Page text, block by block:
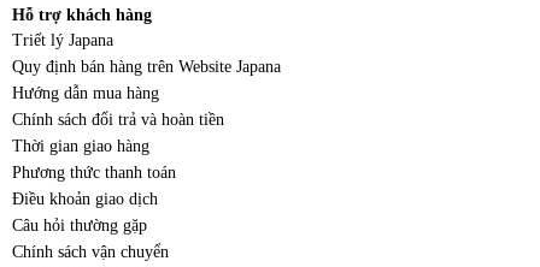
Hỗ trợ khách hàng
Triết lý Japana
Quy định bán hàng trên Website Japana
Hướng dẫn mua hàng
Chính sách đổi trả và hoàn tiền
Thời gian giao hàng
Phương thức thanh toán
Điều khoản giao dịch
Câu hỏi thường gặp
Chính sách vận chuyển